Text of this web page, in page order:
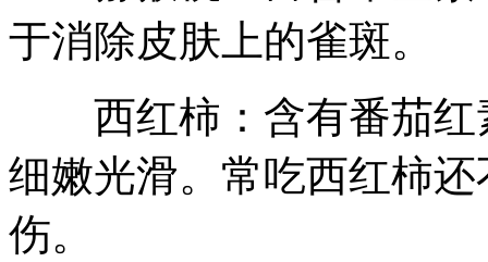
于消除皮肤上的雀斑。
西红柿：含有番茄红
细嫩光滑。常吃西红柿
伤。